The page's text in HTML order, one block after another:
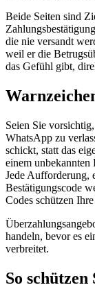
Beide Seiten sind
die nie versandt
weil er die
das Gefühl gibt,
Seien Sie
WhatsApp zu
schickt, statt das
einem unbekannten
Jede Aufforderung,
Bestätigungscode
Codes schützen
handeln, bevor es
verbreitet.
So schützen